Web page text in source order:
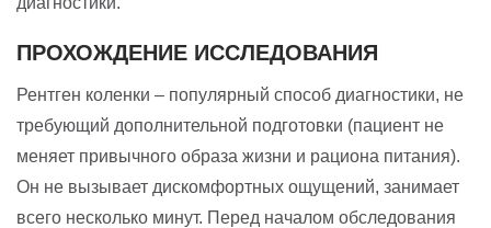
ПРОХОЖДЕНИЕ ИССЛЕДОВАНИЯ
Рентген коленки – популярный способ диагностики, не
требующий дополнительной подготовки (пациент не
меняет привычного образа жизни и рациона питания).
Он не вызывает дискомфортных ощущений, занимает
всего несколько минут. Перед началом обследования